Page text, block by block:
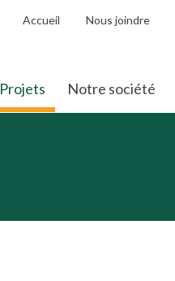
Accueil Nous joindre
Projets Notre société